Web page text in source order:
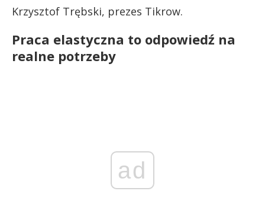
Krzysztof Trębski, prezes Tikrow.
Praca elastyczna to odpowiedź na
realne potrzeby
ad